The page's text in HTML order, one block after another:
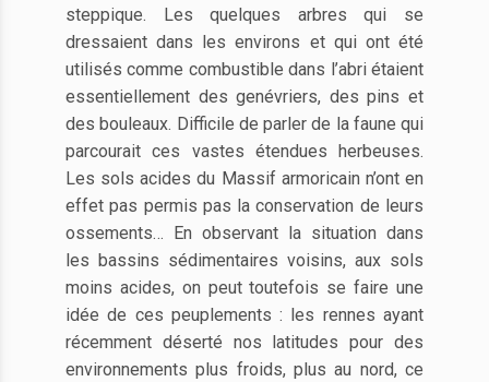
steppique. Les quelques arbres qui se
dressaient dans les environs et qui ont été
utilisés comme combustible dans l’abri étaient
essentiellement des genévriers, des pins et
des bouleaux. Difficile de parler de la faune qui
parcourait ces vastes étendues herbeuses.
Les sols acides du Massif armoricain n’ont en
effet pas permis pas la conservation de leurs
ossements… En observant la situation dans
les bassins sédimentaires voisins, aux sols
moins acides, on peut toutefois se faire une
idée de ces peuplements : les rennes ayant
récemment déserté nos latitudes pour des
environnements plus froids, plus au nord, ce